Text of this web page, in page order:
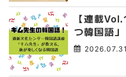
【連載
つ韓国語
4】2026.07.31